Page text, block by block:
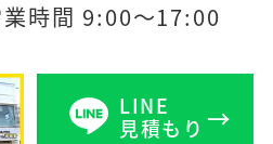
業時間 9:00～17:00
LINE
見積もり